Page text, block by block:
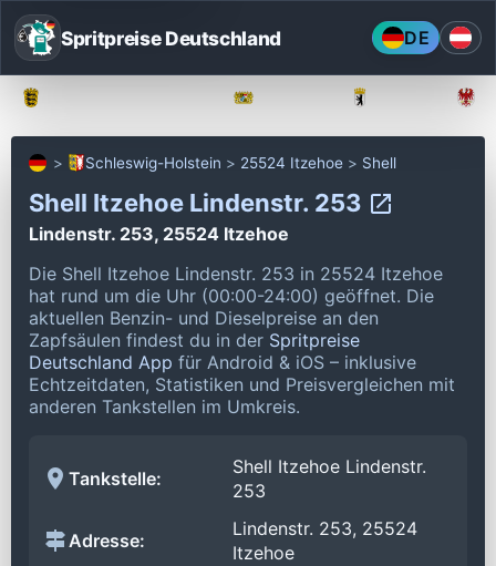
Spritpreise Deutschland DE
Schleswig-Holstein 25524 Itzehoe Shell
Shell Itzehoe Lindenstr. 253
Lindenstr. 253, 25524 Itzehoe
Die Shell Itzehoe Lindenstr. 253 in 25524 Itzehoe
hat rund um die Uhr (00:00-24:00) geöffnet. Die
aktuellen Benzin- und Dieselpreise an den
Zapfsäulen findest du in der Spritpreise
Deutschland App für Android & iOS – inklusive
Echtzeitdaten, Statistiken und Preisvergleichen mit
anderen Tankstellen im Umkreis.
Tankstelle:
Shell Itzehoe Lindenstr.
253
Adresse:
Lindenstr. 253, 25524
Itzehoe